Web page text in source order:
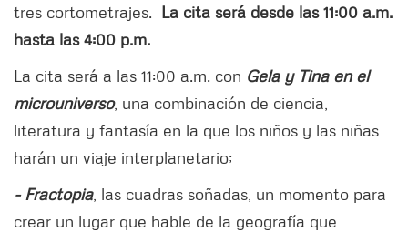
tres cortometrajes. La cita será desde las 11:00 a.m.
hasta las 4:00 p.m.
La cita será a las 11:00 a.m. con Gela y Tina en el
microuniverso, una combinación de ciencia,
literatura y fantasía en la que los niños y las niñas
harán un viaje interplanetario;
- Fractopia, las cuadras soñadas, un momento para
crear un lugar que hable de la geografía que